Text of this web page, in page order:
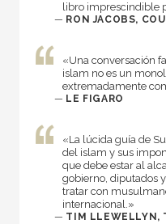
libro imprescindible
— RON JACOBS,
«Una conversación
islam no es un
extremadamente
— LE FIGARO
«La lúcida guía de
del islam y sus
que debe estar al
gobierno, diputados
tratar con
internacional.»
— TIM LLEWELLYN,